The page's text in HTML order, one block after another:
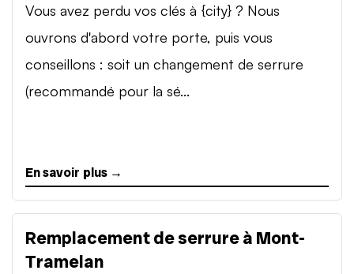
Vous avez perdu vos clés à {city} ? Nous
ouvrons d'abord votre porte, puis vous
conseillons : soit un changement de serrure
(recommandé pour la sé...
En savoir plus →
Remplacement de serrure à Mont-
Tramelan